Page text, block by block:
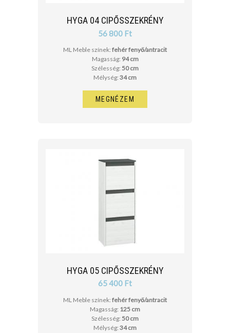
HYGA 04 CIPŐSSZEKRÉNY
56 800 Ft
ML Meble színek: fehér fenyő/antracit
Magasság: 94 cm
Szélesség: 50 cm
Mélység: 34 cm
MEGNÉZEM
HYGA 05 CIPŐSSZEKRÉNY
65 400 Ft
ML Meble színek: fehér fenyő/antracit
Magasság: 125 cm
Szélesség: 50 cm
Mélység: 34 cm